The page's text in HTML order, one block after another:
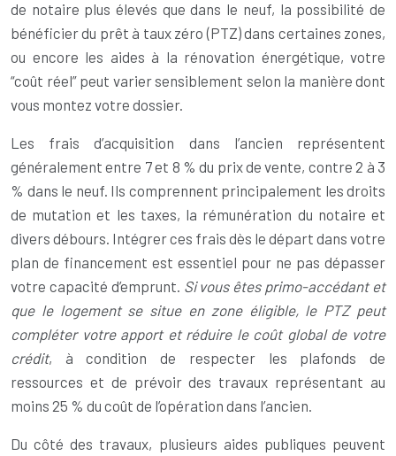
de notaire plus élevés que dans le neuf, la possibilité de
bénéficier du prêt à taux zéro (PTZ) dans certaines zones,
ou encore les aides à la rénovation énergétique, votre
“coût réel” peut varier sensiblement selon la manière dont
vous montez votre dossier.
Les frais d’acquisition dans l’ancien représentent
généralement entre 7 et 8 % du prix de vente, contre 2 à 3
% dans le neuf. Ils comprennent principalement les droits
de mutation et les taxes, la rémunération du notaire et
divers débours. Intégrer ces frais dès le départ dans votre
plan de financement est essentiel pour ne pas dépasser
votre capacité d’emprunt. Si vous êtes primo-accédant et
que le logement se situe en zone éligible, le PTZ peut
compléter votre apport et réduire le coût global de votre
crédit, à condition de respecter les plafonds de
ressources et de prévoir des travaux représentant au
moins 25 % du coût de l’opération dans l’ancien.
Du côté des travaux, plusieurs aides publiques peuvent